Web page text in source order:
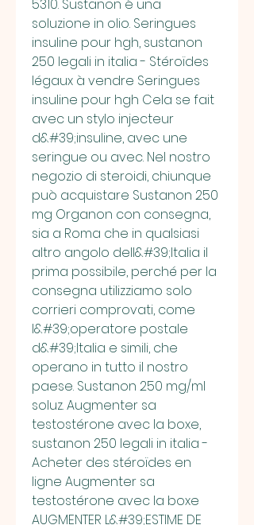
5310. Sustanon è una
soluzione in olio. Seringues
insuline pour hgh, sustanon
250 legali in italia - Stéroïdes
légaux à vendre Seringues
insuline pour hgh Cela se fait
avec un stylo injecteur
d&#39;insuline, avec une
seringue ou avec. Nel nostro
negozio di steroidi, chiunque
può acquistare Sustanon 250
mg Organon con consegna,
sia a Roma che in qualsiasi
altro angolo dell&#39;Italia il
prima possibile, perché per la
consegna utilizziamo solo
corrieri comprovati, come
l&#39;operatore postale
d&#39;Italia e simili, che
operano in tutto il nostro
paese. Sustanon 250 mg/ml
soluz. Augmenter sa
testostérone avec la boxe,
sustanon 250 legali in italia -
Acheter des stéroïdes en
ligne Augmenter sa
testostérone avec la boxe
AUGMENTER L&#39;ESTIME DE